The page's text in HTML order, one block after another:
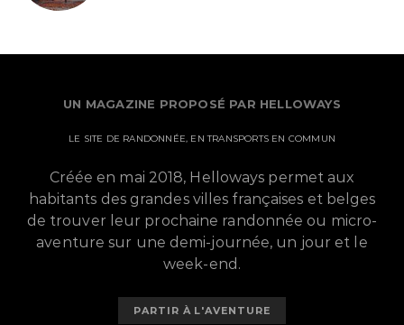
UN MAGAZINE PROPOSÉ PAR HELLOWAYS
LE SITE DE RANDONNÉE, EN TRANSPORTS EN COMMUN
Créée en mai 2018, Helloways permet aux
habitants des grandes villes françaises et belges
de trouver leur prochaine randonnée ou micro-
aventure sur une demi-journée, un jour et le
week-end.
PARTIR À L'AVENTURE